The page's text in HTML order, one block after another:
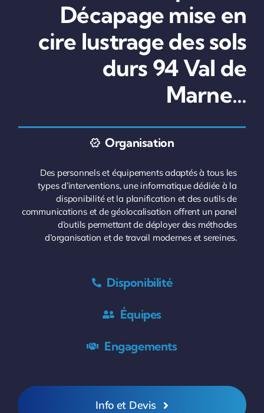
Décapage mise en
cire lustrage des sols
durs 94 Val de
Marne…
Organisation
Des personnels et équipements adaptés à tous les
types d’interventions, une informatique dédiée à la
disponibilité et la planification et des outils de
communications et de géolocalisation offrent un panel
d’outils permettant de déployer des méthodes
d’organisation et de travail modernes et sereines.
Disponibilité
Équipes
Engagements
Info et Devis